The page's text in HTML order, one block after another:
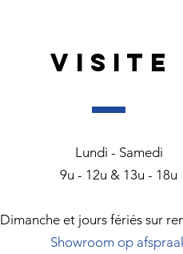
VISITE
Lundi - Samedi
9u - 12u & 13u - 18u
Dimanche et jours fériés sur
Showroom op